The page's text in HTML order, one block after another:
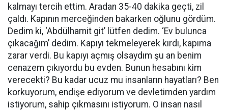
kalmayı tercih ettim. Aradan 35-40 dakika geçti, zil
çaldı. Kapının merceğinden bakarken oğlunu gördüm.
Dedim ki, ‘Abdülhamit git’ lütfen dedim. ‘Ev bulunca
çıkacağım’ dedim. Kapıyı tekmeleyerek kırdı, kapıma
zarar verdi. Bu kapıyı açmış olsaydım şu an benim
cenazem çıkıyordu bu evden. Bunun hesabını kim
verecekti? Bu kadar ucuz mu insanların hayatları? Ben
korkuyorum, endişe ediyorum ve devletimden yardım
istiyorum, sahip çıkmasını istiyorum. O insan nasıl